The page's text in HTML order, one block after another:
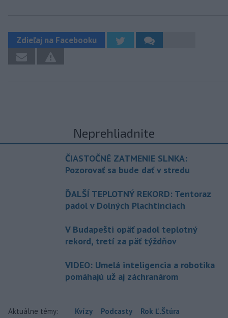
Zdieľaj na Facebooku
Neprehliadnite
ČIASTOČNÉ ZATMENIE SLNKA:
Pozorovať sa bude dať v stredu
ĎALŠÍ TEPLOTNÝ REKORD: Tentoraz
padol v Dolných Plachtinciach
V Budapešti opäť padol teplotný
rekord, tretí za päť týždňov
VIDEO: Umelá inteligencia a robotika
pomáhajú už aj záchranárom
Aktuálne témy: Kvízy Podcasty Rok Ľ.Štúra